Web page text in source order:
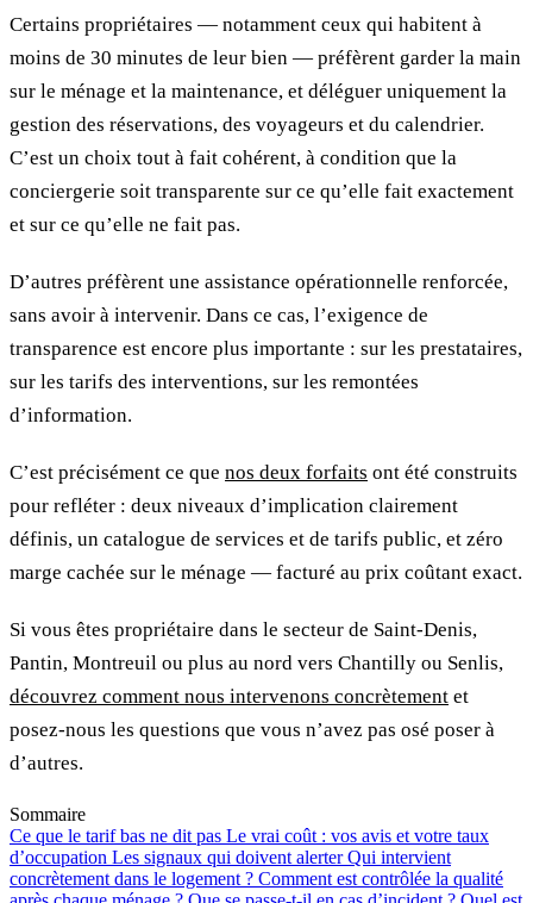
Certains propriétaires — notamment ceux qui habitent à
moins de 30 minutes de leur bien — préfèrent garder la main
sur le ménage et la maintenance, et déléguer uniquement la
gestion des réservations, des voyageurs et du calendrier.
C’est un choix tout à fait cohérent, à condition que la
conciergerie soit transparente sur ce qu’elle fait exactement
et sur ce qu’elle ne fait pas.
D’autres préfèrent une assistance opérationnelle renforcée,
sans avoir à intervenir. Dans ce cas, l’exigence de
transparence est encore plus importante : sur les prestataires,
sur les tarifs des interventions, sur les remontées
d’information.
C’est précisément ce que nos deux forfaits ont été construits
pour refléter : deux niveaux d’implication clairement
définis, un catalogue de services et de tarifs public, et zéro
marge cachée sur le ménage — facturé au prix coûtant exact.
Si vous êtes propriétaire dans le secteur de Saint-Denis,
Pantin, Montreuil ou plus au nord vers Chantilly ou Senlis,
découvrez comment nous intervenons concrètement et
posez-nous les questions que vous n’avez pas osé poser à
d’autres.
Sommaire
Ce que le tarif bas ne dit pas Le vrai coût : vos avis et votre taux
d’occupation Les signaux qui doivent alerterQui intervient
concrètement dans le logement ? Comment est contrôlée la qualité